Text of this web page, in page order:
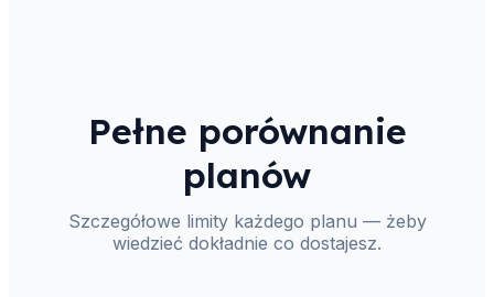
Pełne porównanie
planów
Szczegółowe limity każdego planu — żeby
wiedzieć dokładnie co dostajesz.